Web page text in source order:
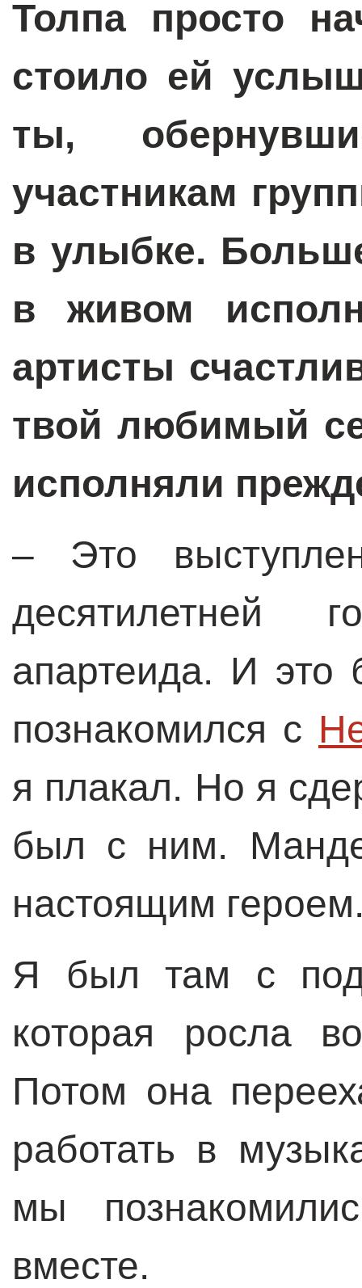
Толпа просто
стоило ей
ты,
участникам
в улыбке.
в живом
артисты
твой любимый
исполняли
– Это
десятилетней
апартеида. И это
познакомился с
я плакал. Но я
был с ним.
настоящим
Я был там с
которая росла
Потом она
работать в
мы
вместе.